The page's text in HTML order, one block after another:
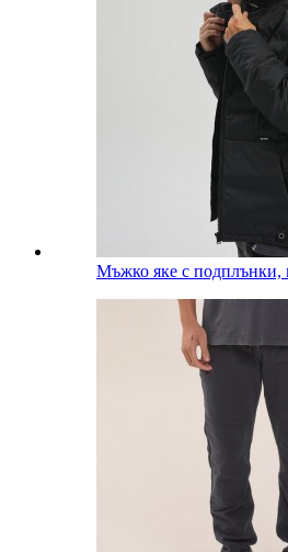
Мъжко яке с подплънки,